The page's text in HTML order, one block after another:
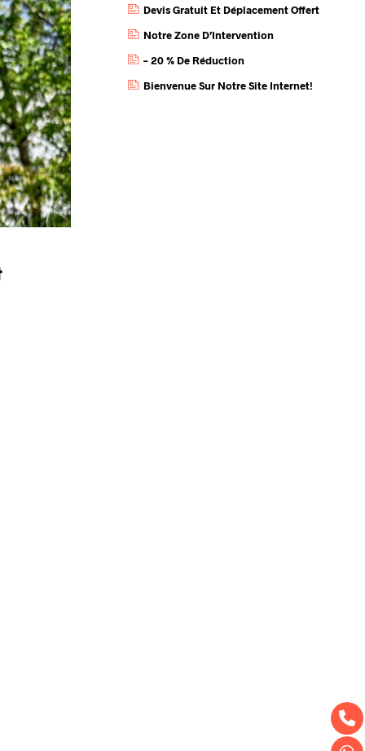
Devis Gratuit Et Déplacement Offert
Notre Zone D’Intervention
– 20 % De Réduction
Bienvenue Sur Notre Site Internet!